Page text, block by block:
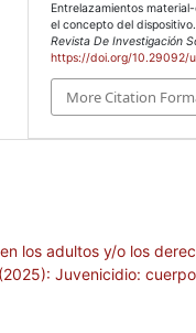
Entrelazamientos
el concepto del
Revista De Investigación
https://doi.org/10.29092/
More Citation
los adultos y/o los
Juvenicidio: